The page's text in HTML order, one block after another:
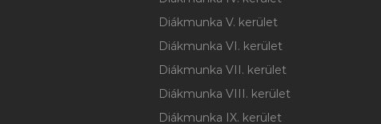
Diákmunka V. kerület
Diákmunka VI. kerület
Diákmunka VII. kerület
Diákmunka VIII. kerület
Diákmunka IX. kerület